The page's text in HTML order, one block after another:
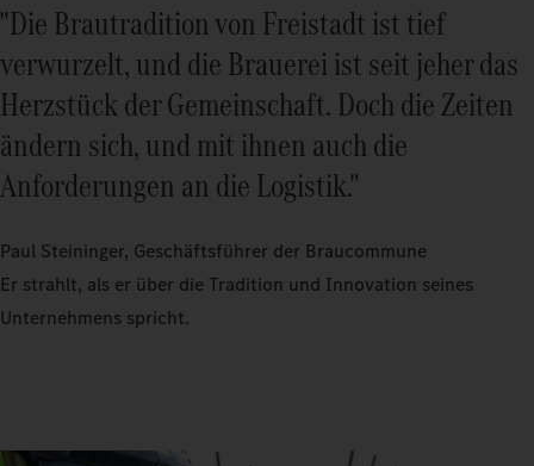
"Die Brautradition von Freistadt ist tief
verwurzelt, und die Brauerei ist seit jeher das
Herzstück der Gemeinschaft. Doch die Zeiten
ändern sich, und mit ihnen auch die
Anforderungen an die Logistik."
Paul Steininger, Geschäftsführer der Braucommune
Er strahlt, als er über die Tradition und Innovation seines
Unternehmens spricht.